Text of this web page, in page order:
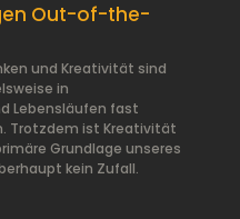
Out-of-the-
und Kreativität sind
in
Lebensläufen fast
Trotzdem ist Kreativität
Grundlage unseres
kein Zufall.